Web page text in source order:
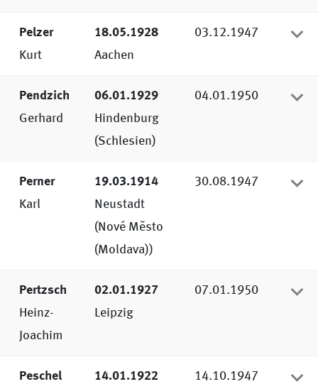
Pelzer
Kurt
18.05.1928
Aachen
03.12.1947
Pendzich
Gerhard
06.01.1929
Hindenburg
(Schlesien)
04.01.1950
Perner
Karl
19.03.1914
Neustadt
(Nové Město
(Moldava))
30.08.1947
Pertzsch
Heinz-
Joachim
02.01.1927
Leipzig
07.01.1950
Peschel
14.01.1922
14.10.1947